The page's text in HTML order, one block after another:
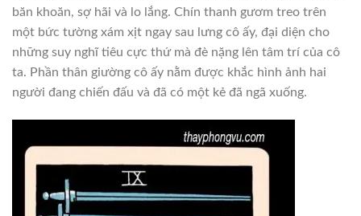
băn khoăn, sợ hãi và lo lắng. Chín thanh gươm treo trên
một bức tường xám xịt ngay sau lưng cô ấy, đại diện cho
những suy nghĩ tiêu cực thứ mà đè nặng lên tâm trí của cô
ta. Phần thân giường cô ấy nằm được khắc hình ảnh hai
người đang chiến đấu và đã có một kẻ đã ngã xuống.